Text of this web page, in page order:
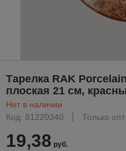
Тарелка RAK
плоская 21 см,
Нет в наличии
Код: 81220340
Только опт
19,38 руб.